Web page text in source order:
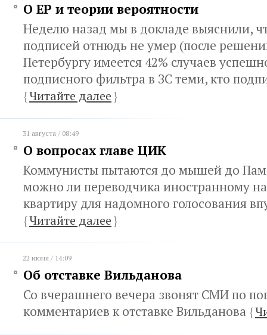
О ЕР и теории вероятности
Неделю назад мы в докладе выяснили,
подписей отнюдь не умер (после
Петербургу имеется 42% случаев
подписного фильтра в ЗС теми, кто
{Читайте далее}
31 августа / 08:49
О вопросах главе ЦИК
Коммунисты пытаются до мышей до
можно ли переводчика иностранному
квартиру для надомного голосования
{Читайте далее}
22 июня / 14:09
Об отставке Вильданова
Со вчерашнего вечера звонят СМИ по
комментариев к отставке Вильданова {